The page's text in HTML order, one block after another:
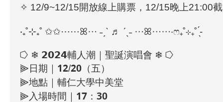
✧ 12/9~12/15開放線上購票，12/15晚上21:00
‧₊˚⊹₊˚ ✩✩⋯⋯ꕤ⋯ ˗ˏˋ ♬ ˊˎ˗ ⋯ꕤ⋯⋯‧ෆ₊˚⊹₊˚ ̖́-
⭔ ❄︎ 𝟮𝟬𝟮𝟰輔人潮｜聖誕演唱會 ❄︎ ⭔
⫸日期｜𝟭𝟮/𝟮𝟬（五）
⫸地點｜輔仁大學中美堂
⫸入場時間｜𝟭𝟳：𝟯𝟬